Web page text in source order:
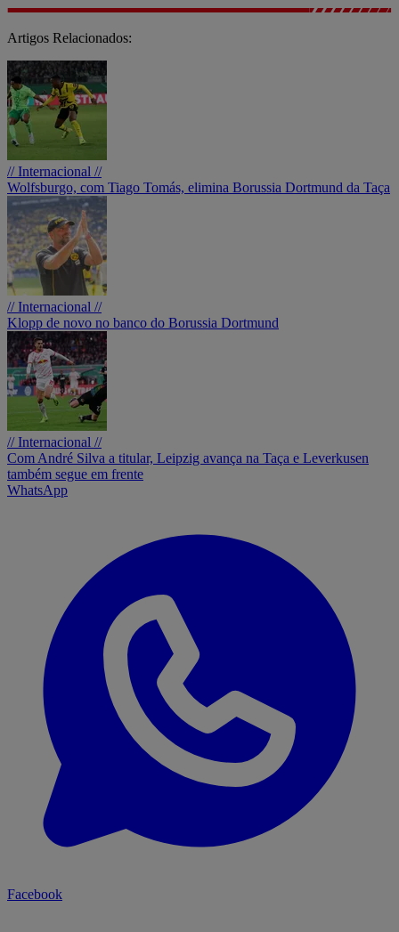
Artigos Relacionados:
// Internacional //
Wolfsburgo, com Tiago Tomás, elimina Borussia Dortmund da Taça
// Internacional //
Klopp de novo no banco do Borussia Dortmund
// Internacional //
Com André Silva a titular, Leipzig avança na Taça e Leverkusen
também segue em frente
WhatsApp
Facebook